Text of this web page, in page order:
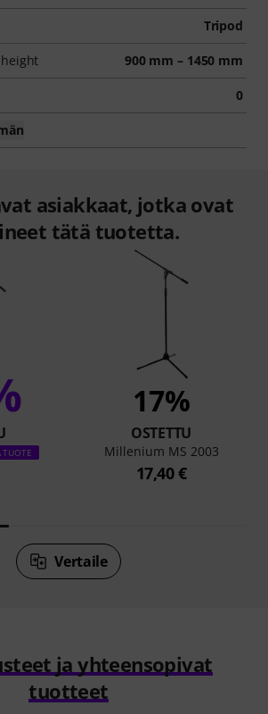
Tripod
900 mm – 1450 mm
0
asiakkaat, jotka ovat
tätä tuotetta.
TUOTE
17%
OSTETTU
Millenium MS 2003
17,40 €
Vertaile
ja yhteensopivat
tuotteet